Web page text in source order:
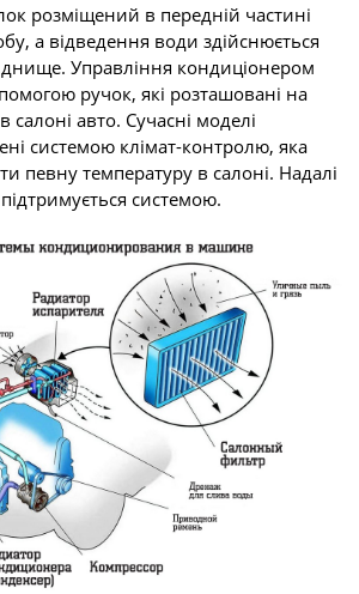
розміщений в передній частині
а відведення води здійснюється
днище. Управління кондиціонером
ручок, які розташовані на
салоні авто. Сучасні моделі
системою клімат-контролю, яка
певну температуру в салоні. Надалі
системою.